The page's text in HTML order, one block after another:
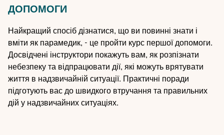
ДОПОМОГИ
Найкращий спосіб дізнатися, що ви повинні знати і
вміти як парамедик, - це пройти курс першої допомоги.
Досвідчені інструктори покажуть вам, як розпізнати
небезпеку та відпрацювати дії, які можуть врятувати
життя в надзвичайній ситуації. Практичні поради
підготують вас до швидкого втручання та правильних
дій у надзвичайних ситуаціях.